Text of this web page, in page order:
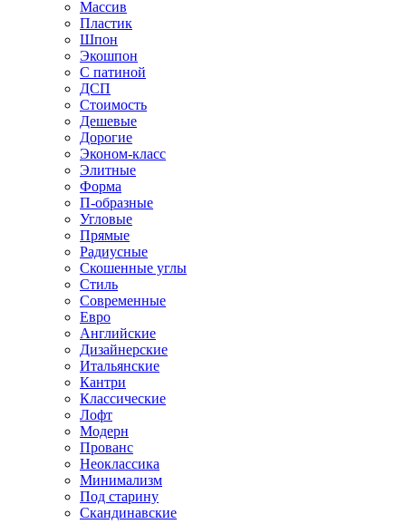
Массив
Пластик
Шпон
Экошпон
С патиной
ДСП
Стоимость
Дешевые
Дорогие
Эконом-класс
Элитные
Форма
П-образные
Угловые
Прямые
Радиусные
Скошенные углы
Стиль
Современные
Евро
Английские
Дизайнерские
Итальянские
Кантри
Классические
Лофт
Модерн
Прованс
Неоклассика
Минимализм
Под старину
Скандинавские